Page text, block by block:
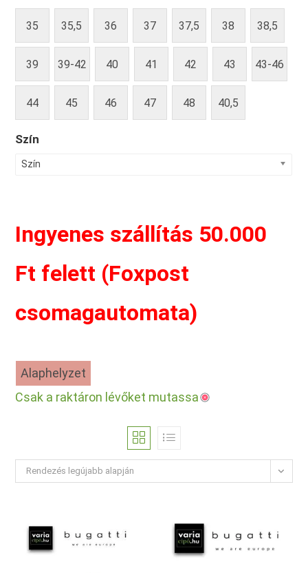
35 35,5 36 37 37,5 38 38,5
39 39-42 40 41 42 43 43-46
44 45 46 47 48 40,5
Szín
Szín
Ingyenes szállítás 50.000
Ft felett (Foxpost
csomagautomata)
Alaphelyzet
Csak a raktáron lévőket mutassa
Rendezés legújabb alapján